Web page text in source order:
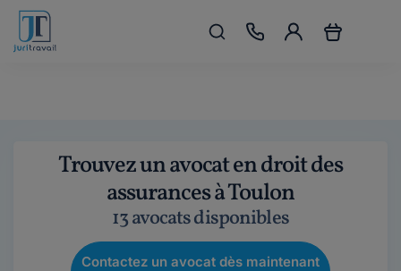
Trouvez un avocat en droit des
assurances à Toulon
13 avocats disponibles
Contactez un avocat dès maintenant